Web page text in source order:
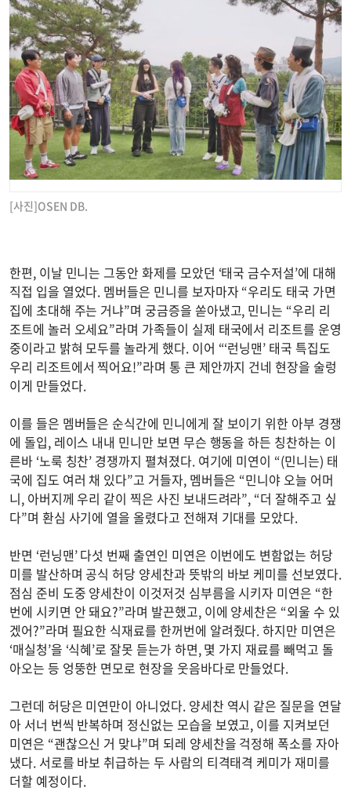
[사진]OSEN DB.
한편, 이날 민니는 그동안 화제를 모았던 ‘태국 금수저설’에 대해
직접 입을 열었다. 멤버들은 민니를 보자마자 “우리도 태국 가면
집에 초대해 주는 거냐”며 궁금증을 쏟아냈고, 민니는 “우리 리
조트에 놀러 오세요”라며 가족들이 실제 태국에서 리조트를 운영
중이라고 밝혀 모두를 놀라게 했다. 이어 “‘런닝맨’ 태국 특집도
우리 리조트에서 찍어요!”라며 통 큰 제안까지 건네 현장을 술렁
이게 만들었다.
이를 들은 멤버들은 순식간에 민니에게 잘 보이기 위한 아부 경쟁
에 돌입, 레이스 내내 민니만 보면 무슨 행동을 하든 칭찬하는 이
른바 ‘노룩 칭찬’ 경쟁까지 펼쳐졌다. 여기에 미연이 “(민니는) 태
국에 집도 여러 채 있다”고 거들자, 멤버들은 “민니야 오늘 어머
니, 아버지께 우리 같이 찍은 사진 보내드려라”, “더 잘해주고 싶
다”며 환심 사기에 열을 올렸다고 전해져 기대를 모았다.
반면 ‘런닝맨’ 다섯 번째 출연인 미연은 이번에도 변함없는 허당
미를 발산하며 공식 허당 양세찬과 뜻밖의 바보 케미를 선보였다.
점심 준비 도중 양세찬이 이것저것 심부름을 시키자 미연은 “한
번에 시키면 안 돼요?”라며 발끈했고, 이에 양세찬은 “외울 수 있
겠어?”라며 필요한 식재료를 한꺼번에 알려줬다. 하지만 미연은
‘매실청’을 ‘식혜’로 잘못 듣는가 하면, 몇 가지 재료를 빼먹고 돌
아오는 등 엉뚱한 면모로 현장을 웃음바다로 만들었다.
그런데 허당은 미연만이 아니었다. 양세찬 역시 같은 질문을 연달
아 서너 번씩 반복하며 정신없는 모습을 보였고, 이를 지켜보던
미연은 “괜찮으신 거 맞냐”며 되레 양세찬을 걱정해 폭소를 자아
냈다. 서로를 바보 취급하는 두 사람의 티격태격 케미가 재미를
더할 예정이다.